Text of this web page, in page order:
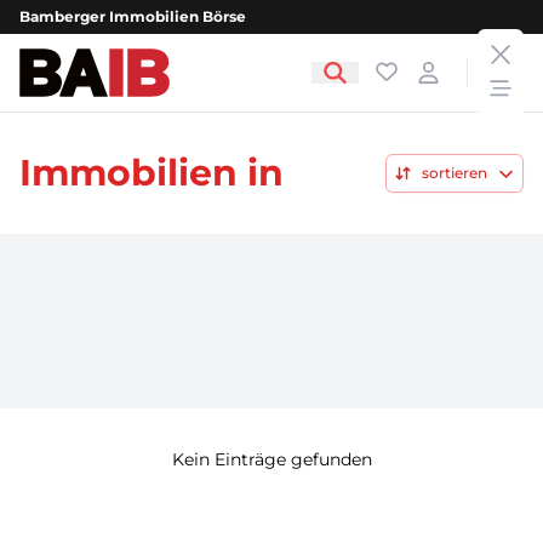
Bamberger Immobilien Börse
Bamberger Immobilien Börse Favoriten
Login
Immobilien in sortieren
Kein Einträge gefunden